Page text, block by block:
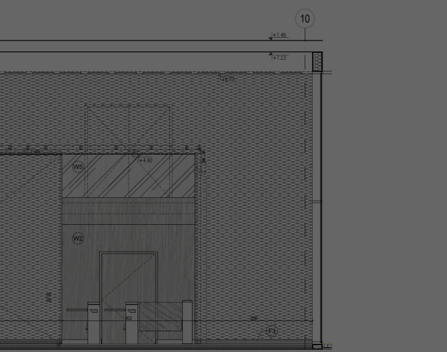
Abyśmy mogli
poprawić
i strukturę
strony
internetowej,
na podstawie
tego, jak
strona jest
używana.
Doświadczenie
Aby nasza strona
internetowa
działała jak
najlepiej podczas
twojego
przejścia na nią.
Jeśli odrzucisz te
pliki cookie,
niektóre funkcje
znikną ze strony
internetowej.